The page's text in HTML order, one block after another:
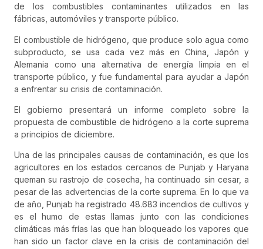
de los combustibles contaminantes utilizados en las
fábricas, automóviles y transporte público.
El combustible de hidrógeno, que produce solo agua como
subproducto, se usa cada vez más en China, Japón y
Alemania como una alternativa de energía limpia en el
transporte público, y fue fundamental para ayudar a Japón
a enfrentar su crisis de contaminación.
El gobierno presentará un informe completo sobre la
propuesta de combustible de hidrógeno a la corte suprema
a principios de diciembre.
Una de las principales causas de contaminación, es que los
agricultores en los estados cercanos de Punjab y Haryana
queman su rastrojo de cosecha, ha continuado sin cesar, a
pesar de las advertencias de la corte suprema. En lo que va
de año, Punjab ha registrado 48.683 incendios de cultivos y
es el humo de estas llamas junto con las condiciones
climáticas más frías las que han bloqueado los vapores que
han sido un factor clave en la crisis de contaminación del